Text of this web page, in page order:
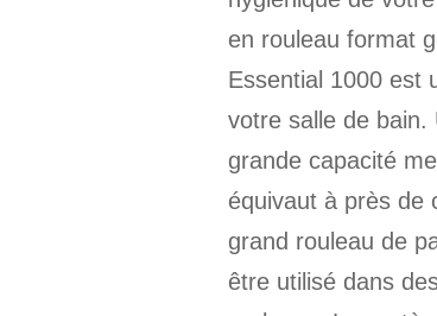
en rouleau format
Essential 1000 est
votre salle de
grande capacité
équivaut à près de
grand rouleau de
être utilisé dans